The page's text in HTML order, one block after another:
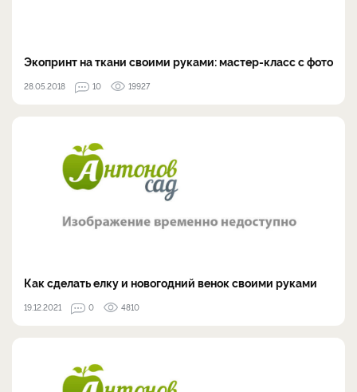
Экопринт на ткани своими руками: мастер-класс с фото
28.05.2018 10 19927
Как сделать елку и новогодний венок своими руками
19.12.2021 0 4810